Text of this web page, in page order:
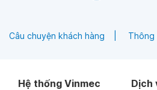
Câu chuyện khách hàng Thông
Hệ thống Vinmec Dịch